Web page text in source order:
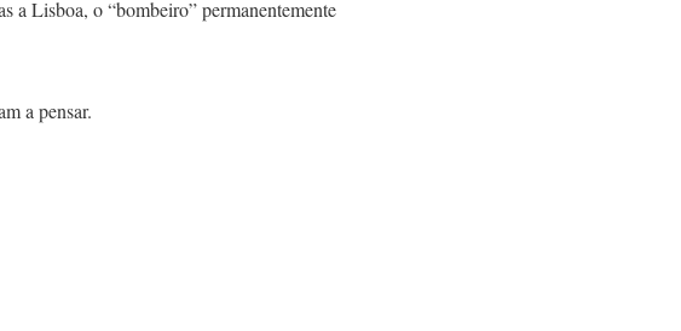
a Lisboa, o “bombeiro” permanentemente
a pensar.